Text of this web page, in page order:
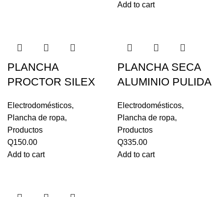
Add to cart
PLANCHA
PROCTOR SILEX
Electrodomésticos,
Plancha de ropa,
Productos
Q150.00
Add to cart
PLANCHA SECA
ALUMINIO PULIDA
Electrodomésticos,
Plancha de ropa,
Productos
Q335.00
Add to cart